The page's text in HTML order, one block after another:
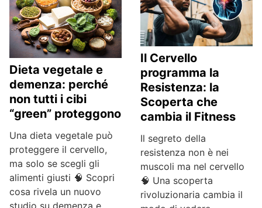
Dieta vegetale e
demenza: perché
non tutti i cibi
“green” proteggono
Una dieta vegetale può
proteggere il cervello,
ma solo se scegli gli
alimenti giusti 🧠 Scopri
cosa rivela un nuovo
Il Cervello
programma la
Resistenza: la
Scoperta che
cambia il Fitness
Il segreto della
resistenza non è nei
muscoli ma nel cervello
🧠 Una scoperta
rivoluzionaria cambia il